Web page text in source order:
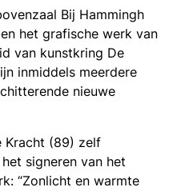
Bij Hammingh
het grafische werk van
van kunstkring De
inmiddels meerdere
nieuwe
Kracht (89) zelf
signeren van het
“Zonlicht en warmte